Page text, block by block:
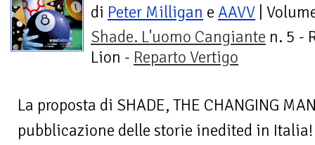
di Peter Milligan e AAVV |
Shade. L'uomo Cangiante n. 5 -
Lion - Reparto Vertigo
La proposta di SHADE, THE CHANGING
pubblicazione delle storie inedited in